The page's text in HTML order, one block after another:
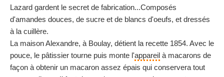
Lazard gardent le secret de fabrication...Composés
d'amandes douces, de sucre et de blancs d'oeufs, et dressés
à la cuillère.
La maison Alexandre, à Boulay, détient la recette 1854. Avec le
pouce, le pâtissier tourne puis monte l'appareil à macarons de
façon à obtenir un macaron assez épais qui conservera tout